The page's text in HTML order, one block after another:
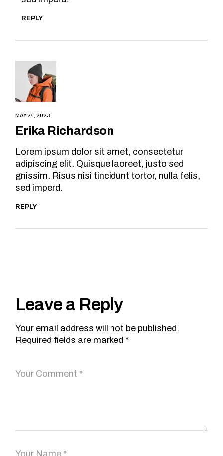
REPLY
MAY 24, 2023
Erika Richardson
Lorem ipsum dolor sit amet, consectetur
adipiscing elit. Quisque laoreet, justo sed
gnissim. Risus nisi tincidunt tortor, nulla felis,
sed imperd.
REPLY
Leave a Reply
Your email address will not be published.
Required fields are marked *